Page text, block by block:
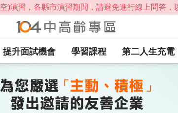
提升面試機會 學習課程 第二人生充電